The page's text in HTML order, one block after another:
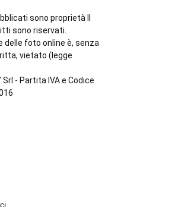
sono proprietà Il
sono riservati.
delle foto online è, senza
vietato (legge
Srl - Partita IVA e Codice